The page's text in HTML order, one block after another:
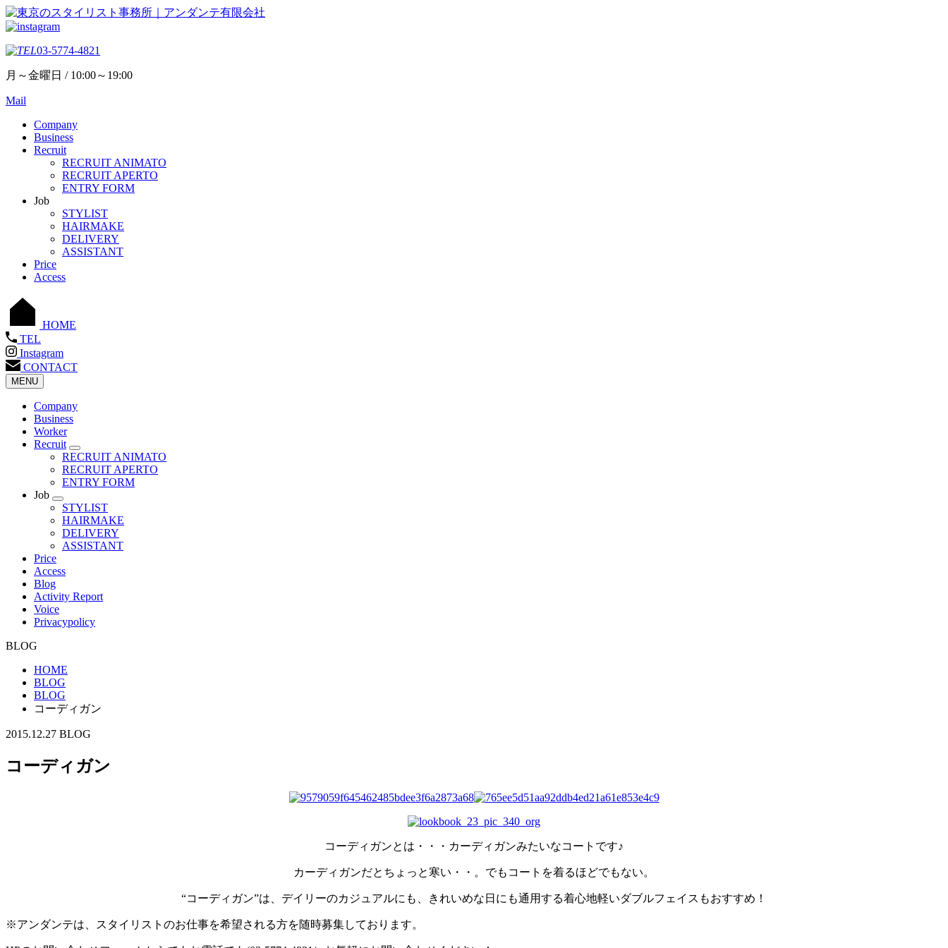
03-5774-4821
月～金曜日 / 10:00～19:00
Mail
Company
Business
Recruit
RECRUIT ANIMATO
RECRUIT APERTO
ENTRY FORM
Job
STYLIST
HAIRMAKE
DELIVERY
ASSISTANT
Price
Access
HOME
TEL
Instagram
CONTACT
MENU
Company
Business
Worker
Recruit
RECRUIT ANIMATO
RECRUIT APERTO
ENTRY FORM
Job
STYLIST
HAIRMAKE
DELIVERY
ASSISTANT
Price
Access
Blog
Activity Report
Voice
Privacypolicy
BLOG
HOME
BLOG
BLOG
コーディガン
2015.12.27 BLOG
コーディガン
コーディガンとは・・・カーディガンみたいなコートです♪
カーディガンだとちょっと寒い・・。でもコートを着るほどでもない。
“コーディガン”は、デイリーのカジュアルにも、きれいめな日にも通用する着心地軽いダブルフェイスもおすすめ！
※アンダンテは、スタイリストのお仕事を希望される方を随時募集しております。